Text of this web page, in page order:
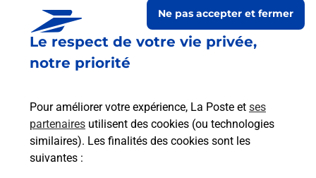
Le respect de votre vie privée,
notre priorité
Pour améliorer votre expérience, La Poste et ses
partenaires utilisent des cookies (ou technologies
similaires). Les finalités des cookies sont les
suivantes :
Ne pas accepter et fermer
Le lien s'ouvre dans un nouvel onglet